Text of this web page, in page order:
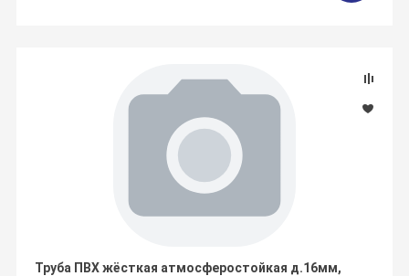
Труба ПВХ жёсткая атмосферостойкая д.16мм,